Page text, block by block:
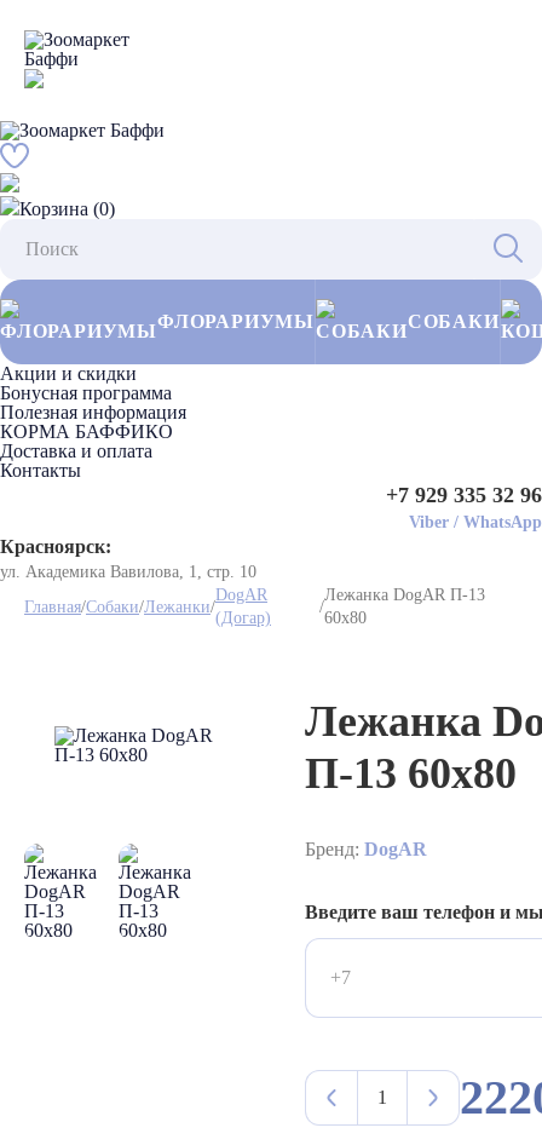
Корзина (0)
ФЛОРАРИУМЫ СОБАКИ
Акции и скидки
Бонусная программа
Полезная информация
КОРМА БАФФИКО
Доставка и оплата
Контакты
+7 929 335 32 96
Viber / WhatsApp
Красноярск:
ул. Академика Вавилова, 1, стр. 10
Главная/Собаки/Лежанки/
DogAR
(Догар)
/
Лежанка DogAR П-13
60х80
Лежанка
П-13 60х80
Бренд: DogAR
Введите ваш телефон и